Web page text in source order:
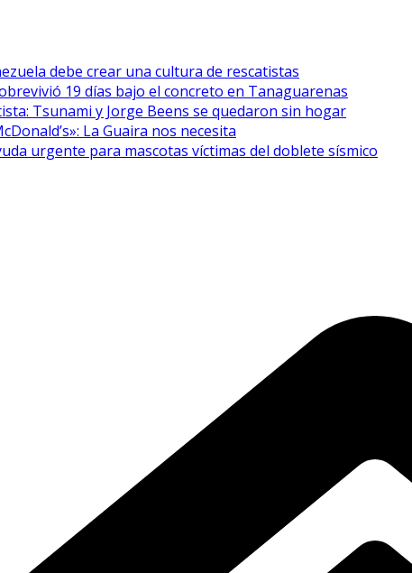
debe crear una cultura de rescatistas
19 días bajo el concreto en Tanaguarenas
Tsunami y Jorge Beens se quedaron sin hogar
La Guaira nos necesita
urgente para mascotas víctimas del doblete sísmico